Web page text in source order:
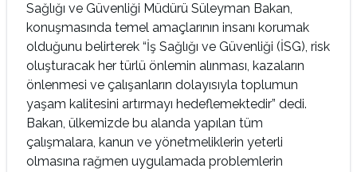
Sağlığı ve Güvenliği Müdürü Süleyman Bakan,
konuşmasında temel amaçlarının insanı korumak
olduğunu belirterek “İş Sağlığı ve Güvenliği (İSG), risk
oluşturacak her türlü önlemin alınması, kazaların
önlenmesi ve çalışanların dolayısıyla toplumun
yaşam kalitesini artırmayı hedeflemektedir” dedi.
Bakan, ülkemizde bu alanda yapılan tüm
çalışmalara, kanun ve yönetmeliklerin yeterli
olmasına rağmen uygulamada problemlerin